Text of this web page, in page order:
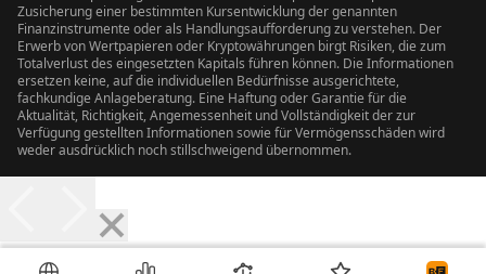
Zusicherung einer bestimmten Kursentwicklung der genannten
Finanzinstrumente oder als Handlungsaufforderung zu verstehen. Der
Erwerb von Wertpapieren oder Kryptowährungen birgt Risiken, die zum
Totalverlust des eingesetzten Kapitals führen können. Die Informationen
ersetzen keine, auf die individuellen Bedürfnisse ausgerichtete,
fachkundige Anlageberatung. Eine Haftung oder Garantie für die
Aktualität, Richtigkeit, Angemessenheit und Vollständigkeit der zur
Verfügung gestellten Informationen sowie für Vermögensschäden wird
weder ausdrücklich noch stillschweigend übernommen.